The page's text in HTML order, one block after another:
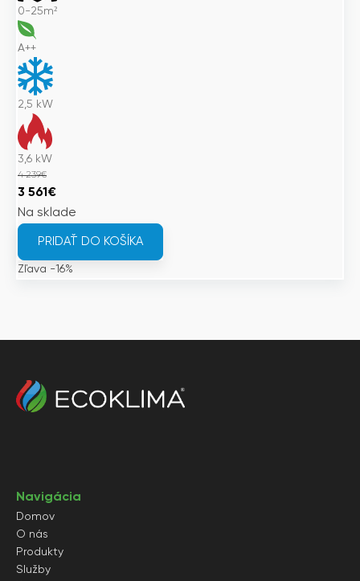
0-25m²
A++
2,5 kW
3,6 kW
4 239€
Pôvodná
cena
bola:
4
239€.
3 561 €Aktuálna
cena
561€.
Na sklade
PRIDAŤ DO KOŠÍKA
Zľava -16%
Navigácia
Domov
O nás
Produkty
Služby